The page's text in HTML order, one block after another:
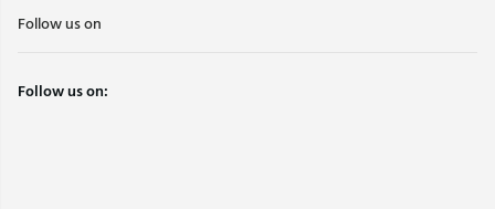
Follow us on
Follow us on: